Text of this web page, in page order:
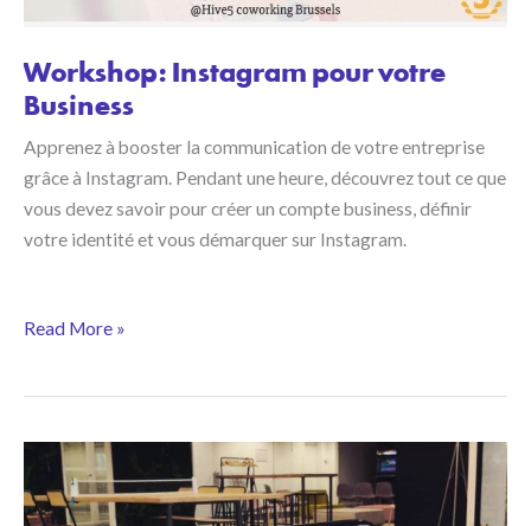
Workshop: Instagram pour votre
Business
Apprenez à booster la communication de votre entreprise
grâce à Instagram. Pendant une heure, découvrez tout ce que
vous devez savoir pour créer un compte business, définir
votre identité et vous démarquer sur Instagram.
Workshop:
Business
Read More »